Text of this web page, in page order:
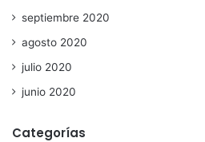
septiembre 2020
agosto 2020
julio 2020
junio 2020
Categorías